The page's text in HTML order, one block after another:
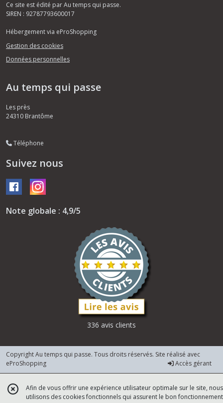
Ce site est édité par Au temps qui passe.
SIREN : 92787793600017
Hébergement via eProShopping
Gestion des cookies
Données personnelles
Au temps qui passe
Les près
24310 Brantôme
Téléphone
Suivez nous
Note globale : 4,9/5
336 avis clients
Copyright Au temps qui passe. Tous droits réservés. Site réalisé avec
eProShopping
Accès gérant
Afin de vous offrir une expérience utilisateur optimale sur le site, nous
utilisons des cookies fonctionnels qui assurent le bon fonctionnement